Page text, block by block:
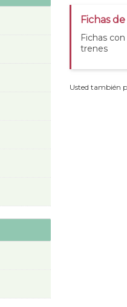
Fichas
Fichas
trenes
Usted también